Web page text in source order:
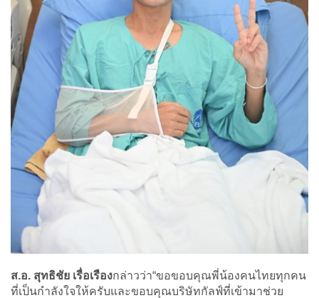
ส.อ. สุทธิชัย เรื่อเรืองกล่าวว่า“ขอขอบคุณพี่น้องคนไทยทุกคน
ที่เป็นกำลังใจให้ครับและขอบคุณบริษัทกัลฟ์ที่เข้ามาช่วย